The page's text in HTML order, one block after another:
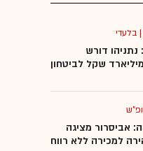
|בלעדי
דורש
אביסרור מציגה
למכירה ללא רווח